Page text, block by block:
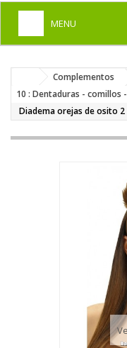
MENU
DISFRACES PARA ADULTOS
DISFRACES INFANTILES
COMPLEMENTOS
PELUCAS, GORROS,
Complementos
10 : Dentaduras - comillos
Diadema orejas de osito 2